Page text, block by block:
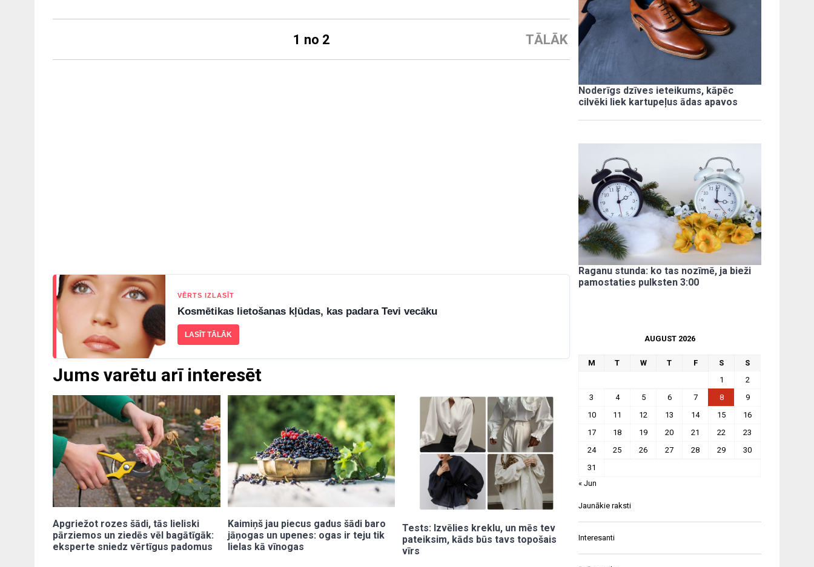
TĀLĀK
1 no 2
Jums varētu arī interesēt
Apgriežot rozes šādi, tās lieliski
pārziemos un ziedēs vēl bagātīgāk:
eksperte sniedz vērtīgus padomus
Kaimiņš jau piecus gadus šādi baro
jāņogas un upenes: ogas ir teju tik
lielas kā vīnogas
Tests: Izvēlies kreklu, un mēs tev
pateiksim, kāds būs tavs topošais
vīrs
VĒRTS IZLASĪT
Kosmētikas lietošanas kļūdas, kas padara Tevi vecāku
LASĪT TĀLĀK
Noderīgs dzīves ieteikums, kāpēc
cilvēki liek kartupeļus ādas apavos
Raganu stunda: ko tas nozīmē, ja bieži
pamostaties pulksten 3:00
AUGUST 2026
M T W T F S
S
1
2
3
4 5 6 7 8
9
10
11 12 13 14 15
16
17
18 19 20 21 22
23
24
25 26 27 28 29
30
31
« Jun
Jaunākie raksti
Interesanti